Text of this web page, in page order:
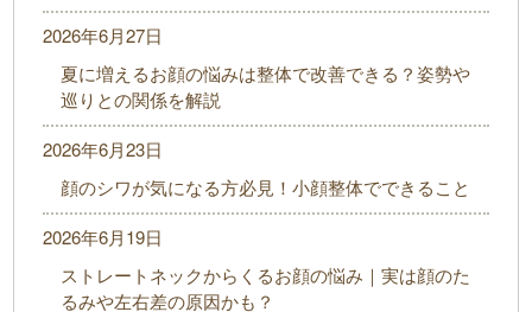
夏に増えるお顔の悩みは整体で改善できる？姿勢や
巡りとの関係を解説
2026年6月27日
顔のシワが気になる方必見！小顔整体でできること
2026年6月23日
ストレートネックからくるお顔の悩み｜実は顔のた
るみや左右差の原因かも？
2026年6月19日